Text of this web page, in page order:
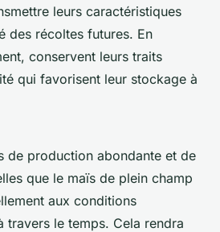
leurs caractéristiques
des récoltes futures. En
conservent leurs traits
qui favorisent leur stockage à
de production abondante et de
que le maïs de plein champ
aux conditions
travers le temps. Cela rendra